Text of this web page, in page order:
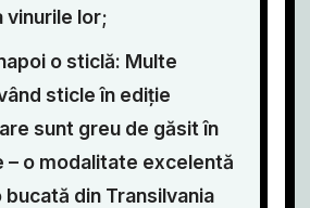
vinurile lor;
o sticlă: Multe
sticle în ediție
sunt greu de găsit în
– o modalitate excelentă
bucată din Transilvania